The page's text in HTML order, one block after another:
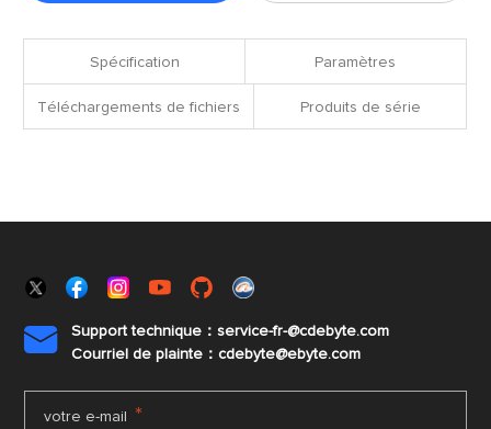
Spécification Paramètres
Téléchargements de fichiers Produits de série

Support technique：service-fr-@cdebyte.com
Courriel de plainte：cdebyte@ebyte.com
votre e-mail *